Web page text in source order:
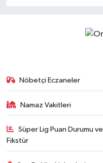
Nöbetçi Eczaneler
Namaz Vakitleri
Süper Lig Puan Durumu ve
Fikstür